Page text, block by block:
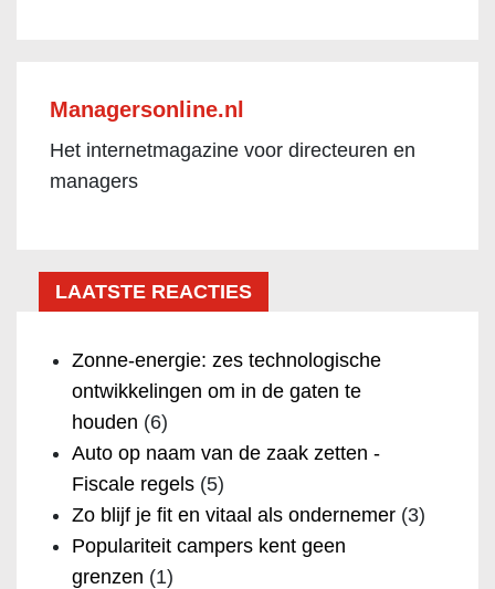
Managersonline.nl
Het internetmagazine voor directeuren en
managers
LAATSTE REACTIES
Zonne-energie: zes technologische
ontwikkelingen om in de gaten te
houden (6)
Auto op naam van de zaak zetten -
Fiscale regels (5)
Zo blijf je fit en vitaal als ondernemer (3)
Populariteit campers kent geen
grenzen (1)